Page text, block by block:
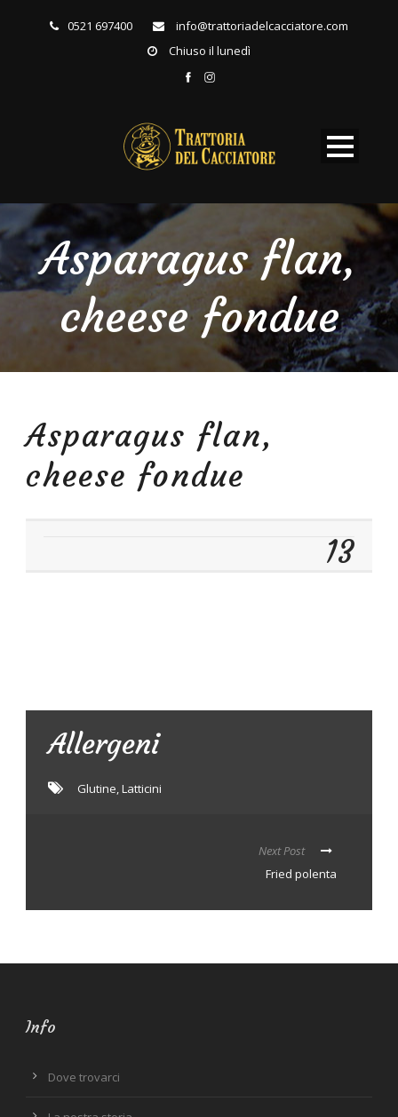
0521 697400
info@trattoriadelcacciatore.com
Chiuso il lunedì
Asparagus flan,
cheese fondue
Asparagus flan,
cheese fondue
13
Allergeni
Glutine,Latticini
Next Post
Fried polenta
Info
Dove trovarci